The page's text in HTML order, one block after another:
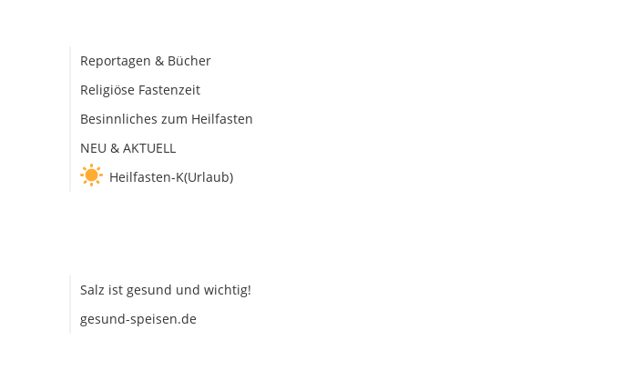
Reportagen & Bücher
Religiöse Fastenzeit
Besinnliches zum Heilfasten
NEU & AKTUELL
Heilfasten-K(Urlaub)
Salz ist gesund und wichtig!
gesund-speisen.de